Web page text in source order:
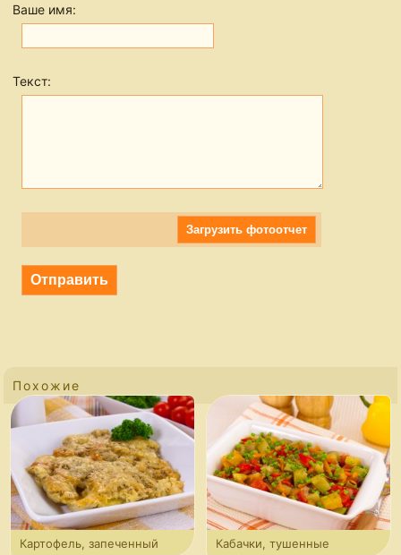
Ваше имя:
Текст:
Загрузить фотоотчет
Похожие
Картофель, запеченный
Кабачки, тушенные